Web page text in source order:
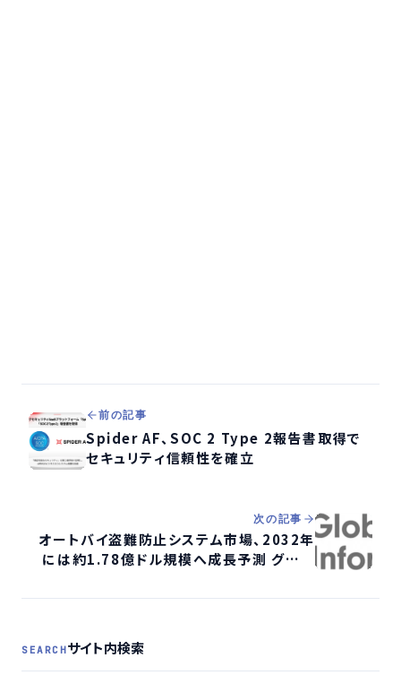
前の記事
Spider AF、SOC 2 Type 2報告書取得で
セキュリティ信頼性を確立
次の記事
オートバイ盗難防止システム市場、2032年
には約1.78億ドル規模へ成長予測 グロー
SEARCHサイト内検索